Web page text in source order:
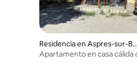
Residencia en Aspres-sur-Bu
ëch
Apartamento en casa cálida